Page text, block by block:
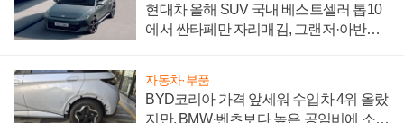
현대차 올해 SUV 국내 베스트셀러 톱10
에서 싼타페만 자리매김, 그랜저·아반떼
자동차·부품
BYD코리아 가격 앞세워 수입차 4위 올랐
지만, BMW·벤츠보다 높은 공임비에 소비